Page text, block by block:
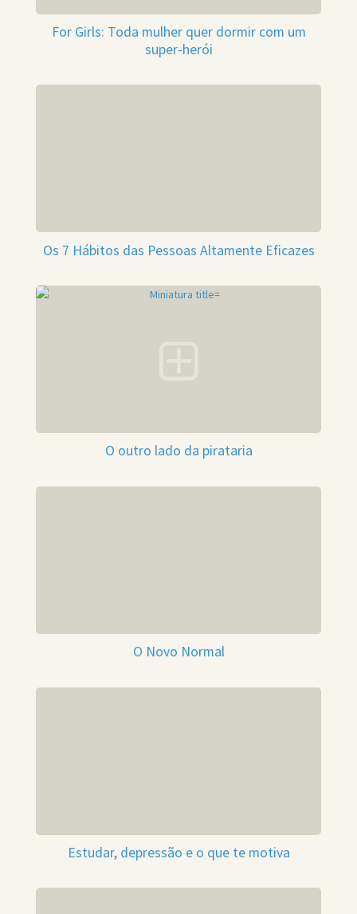
For Girls: Toda mulher quer dormir com um
super-herói
Os 7 Hábitos das Pessoas Altamente Eficazes
O outro lado da pirataria
O Novo Normal
Estudar, depressão e o que te motiva